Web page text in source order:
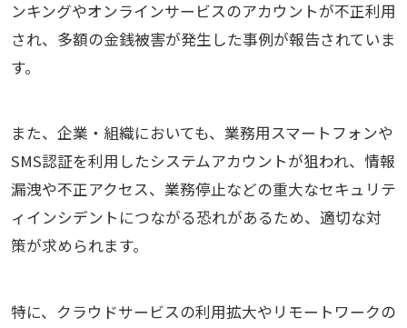
ンキングやオンラインサービスのアカウントが不正利用
され、多額の金銭被害が発生した事例が報告されていま
す。
また、企業・組織においても、業務用スマートフォンや
SMS認証を利用したシステムアカウントが狙われ、情報
漏洩や不正アクセス、業務停止などの重大なセキュリテ
ィインシデントにつながる恐れがあるため、適切な対
策が求められます。
特に、クラウドサービスの利用拡大やリモートワークの